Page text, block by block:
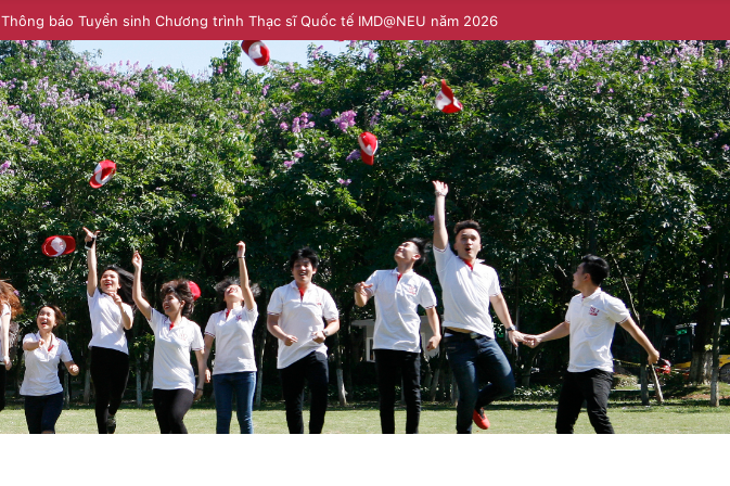
Thông báo Tuyển sinh Chương trình Thạc sĩ Quốc tế IMD@NEU năm 2026